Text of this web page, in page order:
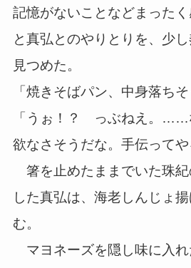
記憶がないことなどまった
と真弘とのやりとりを、少
見つめた。
「焼きそばパン、中身落ちそ
「うぉ！？ っぶねえ。……
欲なさそうだな。手伝ってや
箸を止めたままでいた珠
した真弘は、海老しんじょ
む。
マヨネーズを隠し味に入